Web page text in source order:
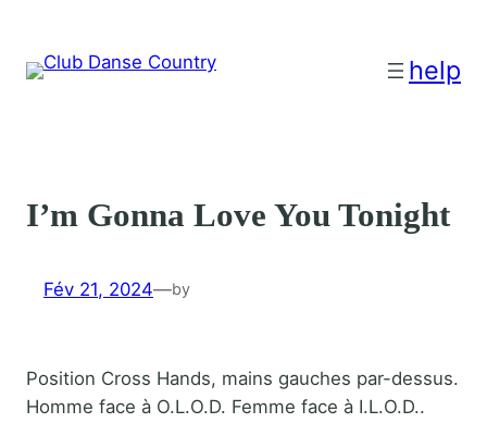
contenu
help
I’m Gonna Love You Tonight
Fév 21, 2024—by
Position Cross Hands, mains gauches par-dessus.
Homme face à O.L.O.D. Femme face à I.L.O.D..